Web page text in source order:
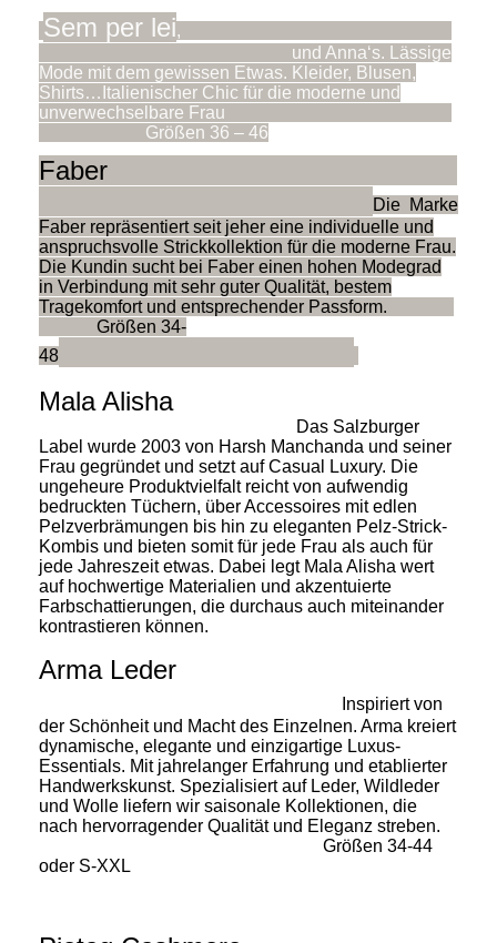
Sem per lei,
und Anna‘s. Lässige
Mode mit dem gewissen Etwas. Kleider, Blusen,
Shirts…Italienischer Chic für die moderne und
unverwechselbare Frau
Größen 36 – 46
Faber
Die Marke
Faber repräsentiert seit jeher eine individuelle und
anspruchsvolle Strickkollektion für die moderne Frau.
Die Kundin sucht bei Faber einen hohen Modegrad
in Verbindung mit sehr guter Qualität, bestem
Tragekomfort und entsprechender Passform.
Größen 34-
48
Mala Alisha
Das Salzburger
Label wurde 2003 von Harsh Manchanda und seiner
Frau gegründet und setzt auf Casual Luxury. Die
ungeheure Produktvielfalt reicht von aufwendig
bedruckten Tüchern, über Accessoires mit edlen
Pelzverbrämungen bis hin zu eleganten Pelz-Strick-
Kombis und bieten somit für jede Frau als auch für
jede Jahreszeit etwas. Dabei legt Mala Alisha wert
auf hochwertige Materialien und akzentuierte
Farbschattierungen, die durchaus auch miteinander
kontrastieren können.
Arma Leder
Inspiriert von
der Schönheit und Macht des Einzelnen. Arma kreiert
dynamische, elegante und einzigartige Luxus-
Essentials. Mit jahrelanger Erfahrung und etablierter
Handwerkskunst. Spezialisiert auf Leder, Wildleder
und Wolle liefern wir saisonale Kollektionen, die
nach hervorragender Qualität und Eleganz streben.
Größen 34-44
oder S-XXL